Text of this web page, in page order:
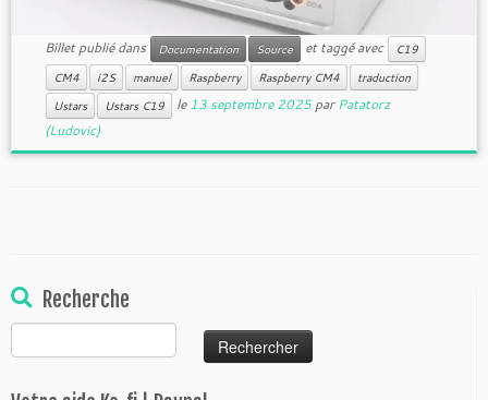
Billet publié dans Documentation Source et taggé avec
C19
CM4
i2S manuel Raspberry Raspberry CM4
traduction
Ustars
Ustars C19 le13 septembre 2025 parPatatorz
(Ludovic)
Recherche